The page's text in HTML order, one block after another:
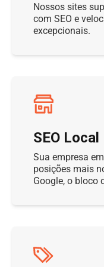
Nossos sites
com SEO e
excepcionais.
SEO Local
Sua empresa
posições mais
Google, o bloco